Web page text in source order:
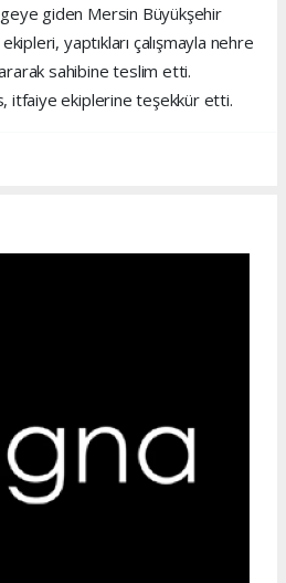
giden Mersin Büyükşehir
yaptıkları çalışmayla nehre
sahibine teslim etti.
itfaiye ekiplerine teşekkür etti.